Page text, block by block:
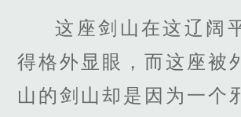
这座剑山在这辽阔
得格外显眼，而这座被
山的剑山却是因为一个